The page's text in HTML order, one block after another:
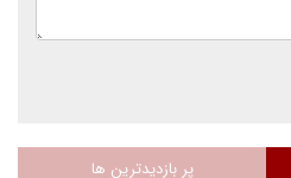
پر بازدیدترین ها